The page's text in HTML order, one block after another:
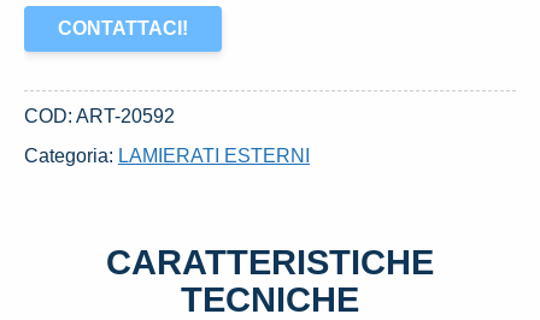
CONTATTACI!
COD: ART-20592
Categoria: LAMIERATI ESTERNI
CARATTERISTICHE
TECNICHE